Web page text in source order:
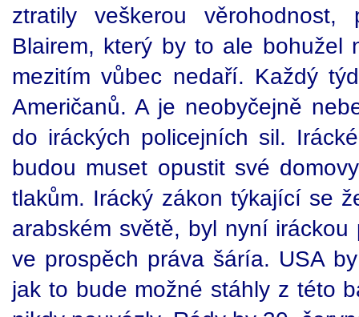
ztratily veškerou
Blairem, který by to ale bohužel
mezitím vůbec nedaří. Každý
Američanů. A je neobyčejně
do iráckých policejních sil.
budou muset opustit své
tlakům. Irácký zákon týkající se
arabském světě, byl nyní
ve prospěch práva šáría. USA
jak to bude možné stáhly z této